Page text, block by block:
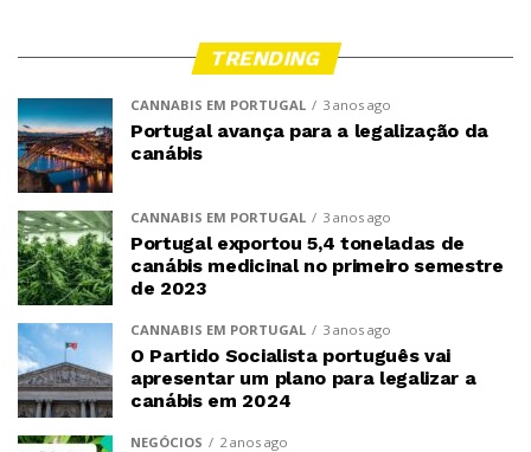
TRENDING
CANNABIS EM PORTUGAL 3 anos ago
Portugal avança para a legalização da
canábis
CANNABIS EM PORTUGAL 3 anos ago
Portugal exportou 5,4 toneladas de
canábis medicinal no primeiro semestre
de 2023
CANNABIS EM PORTUGAL 3 anos ago
O Partido Socialista português vai
apresentar um plano para legalizar a
canábis em 2024
NEGÓCIOS 2 anos ago